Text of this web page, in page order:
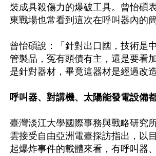
裝成具殺傷力的爆破工具。曾怡碩
東戰場也常看到這次在呼叫器內的
曾怡碩說：「針對出口國，技術是
管製品，冤有頭債有主，還是要看
是針對器材，畢竟這器材是經過改造
呼叫器、對講機、太陽能發電設備
臺灣淡江大學國際事務與戰略研究
雲接受自由亞洲電臺採訪指出，以
起爆炸事件的載體來看，有呼叫器